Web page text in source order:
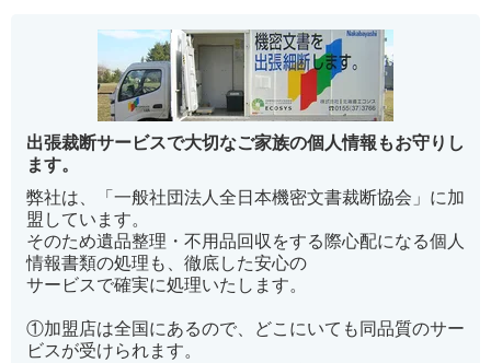
出張裁断サービスで大切なご家族の個人情報もお守りし
ます。
弊社は、「一般社団法人全日本機密文書裁断協会」に加
盟しています。
そのため遺品整理・不用品回収をする際心配になる個人
情報書類の処理も、徹底した安心の
サービスで確実に処理いたします。
①加盟店は全国にあるので、どこにいても同品質のサー
ビスが受けられます。